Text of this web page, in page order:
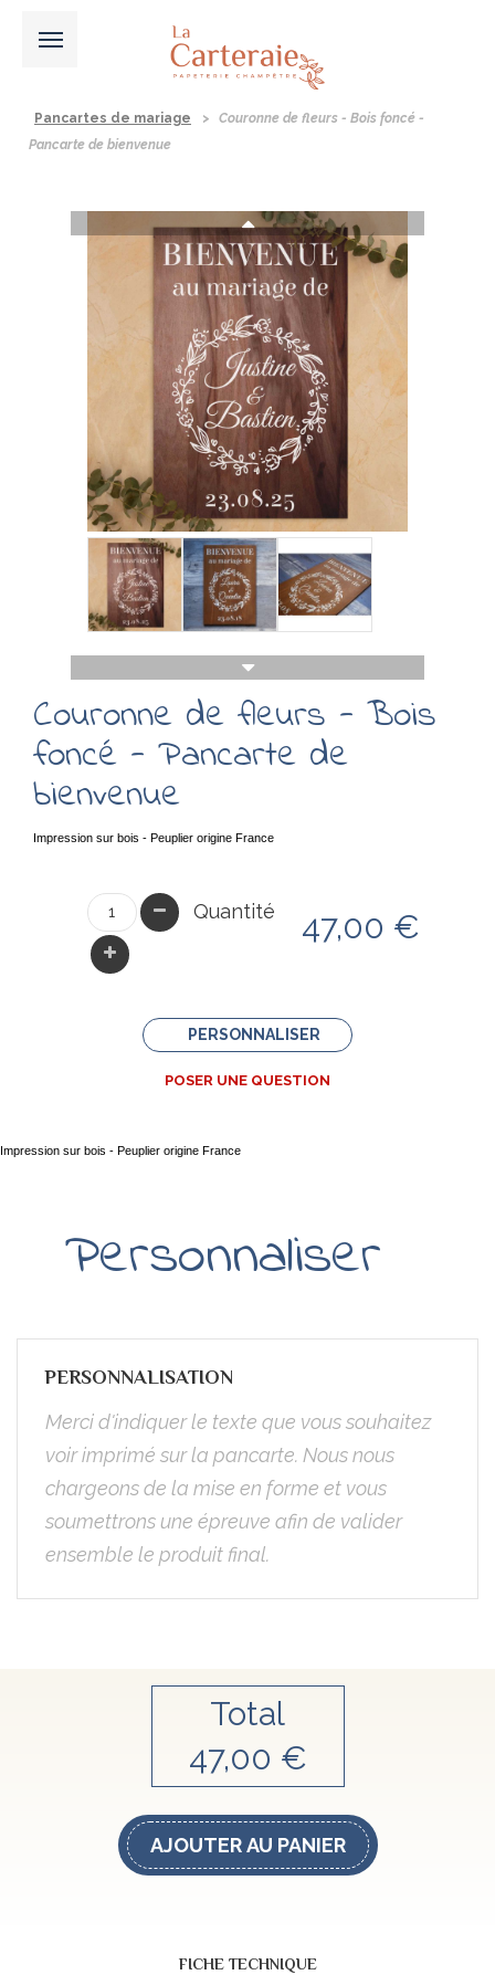
Pancartes de mariage >
Couronne de fleurs - Bois foncé -
Pancarte de bienvenue
Couronne de fleurs - Bois
foncé - Pancarte de
bienvenue
Impression sur bois - Peuplier origine France
Quantité 47,00 €
PERSONNALISER
POSER UNE QUESTION
Impression sur bois - Peuplier origine France
Personnaliser
PERSONNALISATION
Total
47,00 €
AJOUTER AU PANIER
FICHE TECHNIQUE